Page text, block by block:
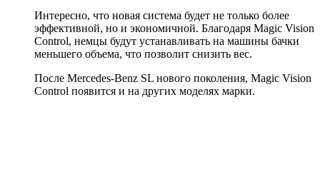
Интересно, что новая система будет не только более
эффективной, но и экономичной. Благодаря Magic Vision
Control, немцы будут устанавливать на машины бачки
меньшего объема, что позволит снизить вес.
После Mercedes-Benz SL нового поколения, Magic Vision
Control появится и на других моделях марки.